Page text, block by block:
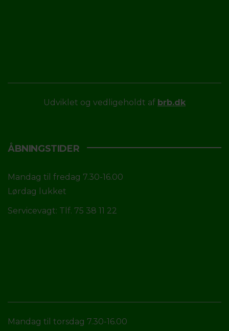
Udviklet og vedligeholdt af brb.dk
ÅBNINGSTIDER
Mandag til fredag 7.30-16.00
Lørdag lukket
Servicevagt: Tlf. 75 38 11 22
Mandag til torsdag 7.30-16.00